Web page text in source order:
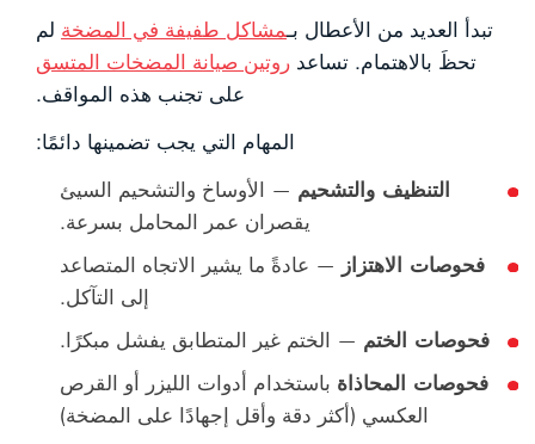
تبدأ العديد من الأعطال بـمشاكل طفيفة في المضخة لم
تحظَ بالاهتمام. تساعد روتين صيانة المضخات المتسق
على تجنب هذه المواقف.
المهام التي يجب تضمينها دائمًا:
التنظيف والتشحيم — الأوساخ والتشحيم السيئ
يقصران عمر المحامل بسرعة.
فحوصات الاهتزاز — عادةً ما يشير الاتجاه المتصاعد
إلى التآكل.
فحوصات الختم — الختم غير المتطابق يفشل مبكرًا.
فحوصات المحاذاة باستخدام أدوات الليزر أو القرص
العكسي (أكثر دقة وأقل إجهادًا على المضخة)